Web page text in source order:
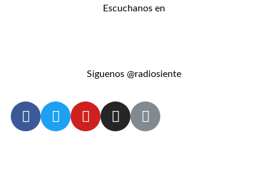
Escuchanos en
Síguenos @radiosiente